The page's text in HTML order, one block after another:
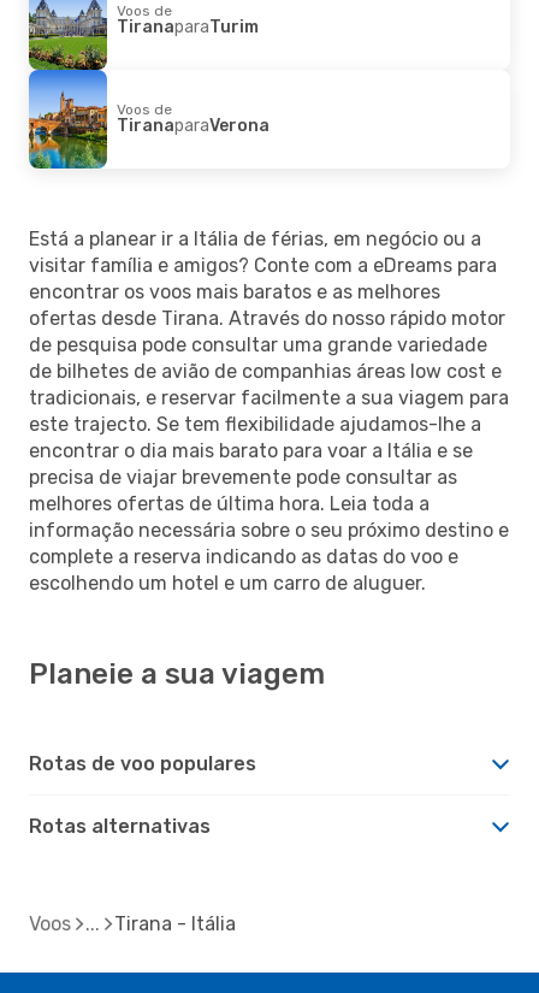
Voos de
TiranaparaTurim
Voos de
TiranaparaVerona
Está a planear ir a Itália de férias, em negócio ou a
visitar família e amigos? Conte com a eDreams para
encontrar os voos mais baratos e as melhores
ofertas desde Tirana. Através do nosso rápido motor
de pesquisa pode consultar uma grande variedade
de bilhetes de avião de companhias áreas low cost e
tradicionais, e reservar facilmente a sua viagem para
este trajecto. Se tem flexibilidade ajudamos-lhe a
encontrar o dia mais barato para voar a Itália e se
precisa de viajar brevemente pode consultar as
melhores ofertas de última hora. Leia toda a
informação necessária sobre o seu próximo destino e
complete a reserva indicando as datas do voo e
escolhendo um hotel e um carro de aluguer.
Planeie a sua viagem
Rotas de voo populares
Rotas alternativas
Voos Tirana - Itália